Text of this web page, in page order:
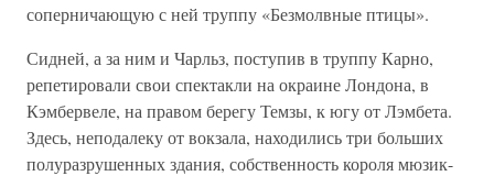
соперничающую с ней труппу «Безмолвные птицы».
Сидней, а за ним и Чарльз, поступив в труппу Карно,
репетировали свои спектакли на окраине Лондона, в
Кэмбервеле, на правом берегу Темзы, к югу от Лэмбета.
Здесь, неподалеку от вокзала, находились три больших
полуразрушенных здания, собственность короля мюзик-